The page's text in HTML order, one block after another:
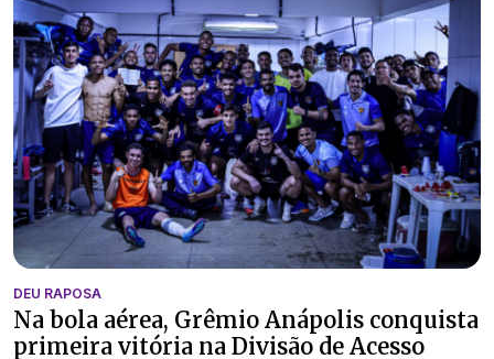
DEU RAPOSA
Na bola aérea, Grêmio Anápolis conquista
primeira vitória na Divisão de Acesso